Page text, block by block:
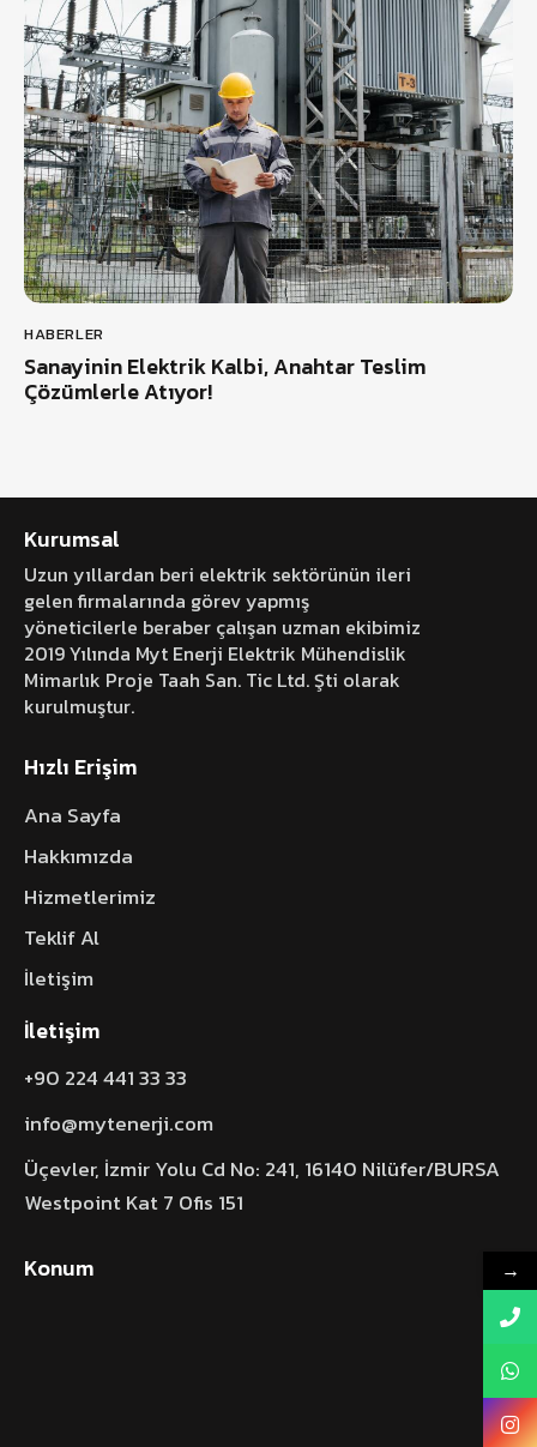
HABERLER
Sanayinin Elektrik Kalbi, Anahtar Teslim
Çözümlerle Atıyor!
Kurumsal
Uzun yıllardan beri elektrik sektörünün ileri
gelen firmalarında görev yapmış
yöneticilerle beraber çalışan uzman ekibimiz
2019 Yılında Myt Enerji Elektrik Mühendislik
Mimarlık Proje Taah San. Tic Ltd. Şti olarak
kurulmuştur.
Hızlı Erişim
Ana Sayfa
Hakkımızda
Hizmetlerimiz
Teklif Al
İletişim
İletişim
+90 224 441 33 33
info@mytenerji.com
Üçevler, İzmir Yolu Cd No: 241, 16140 Nilüfer/BURSA
Westpoint Kat 7 Ofis 151
Konum →